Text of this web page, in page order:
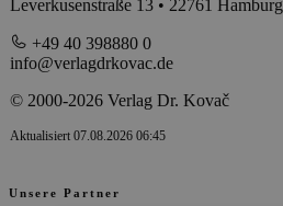
Leverkusenstraße 13 • 22761 Hamburg
+49 40 398880 0
info@verlagdrkovac.de
© 2000-2026 Verlag Dr. Kovač
Aktualisiert 07.08.2026 06:45
Unsere Partner